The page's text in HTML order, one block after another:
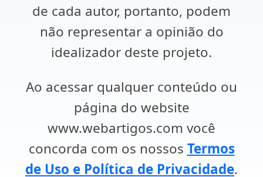
de cada autor, portanto, podem
não representar a opinião do
idealizador deste projeto.
Ao acessar qualquer conteúdo ou
página do website
www.webartigos.com você
concorda com os nossos Termos
de Uso e Política de Privacidade.